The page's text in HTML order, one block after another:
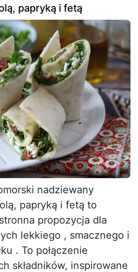
papryką i fetą
nadziewany
papryką i fetą to
propozycja dla
lekkiego , smacznego i
. To połączenie
składników, inspirowane